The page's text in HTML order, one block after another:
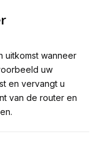
uitkomst wanneer
uw
en vervangt u
van de router en